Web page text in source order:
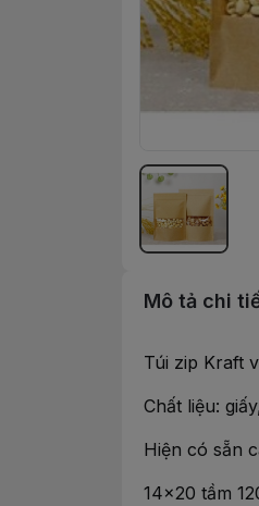
Mô tả chi
Túi zip Kraft
Chất liệu:
Hiện có sẵn
14x20 tầm